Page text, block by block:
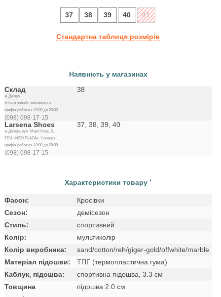
37 38 39 40 41
Стандартна таблиця розмірів
Наявність у магазинах
Склад
м.Дніпро
тільки онлайн замовлення
графік роботи з 10:00 до 20:00
(098) 098-17-15
38
Larsena Shoes
м.Дніпро, вул. Марії Кюрі, 5,
ТРЦ «NEO PLAZA», 2 поверх
графік роботи з 10:00 до 20:00
(098) 098-17-15
37, 38, 39, 40
Характеристики товару *
Фасон:
Кросівки
Сезон:
демісезон
Стиль:
спортивний
Колір:
мультиколір
Колір виробника:
sand/cotton/reh/giger-gold/offwhite/marble
Матеріал підошви:
ТПГ (термопластична гума)
Каблук, підошва:
спортивна підошва, 3.3 см
Товщина
підошва 2.0 см